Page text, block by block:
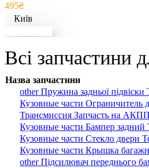
495₴
Київ
Всі запчастини
Назва запчастини
other Пружина задньої
Кузовные части Ограничитель
Трансмиссия Запчасть на
Кузовные части Бампер задний
Кузовные части Стекло двери
Кузовные части Крышка
other Підсилювач переднього